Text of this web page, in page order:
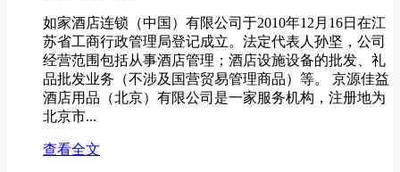
如家酒店连锁（中国）有限公司于2010年12月16日在江
苏省工商行政管理局登记成立。法定代表人孙坚，公司
经营范围包括从事酒店管理；酒店设施设备的批发、礼
品批发业务（不涉及国营贸易管理商品）等。 京源佳益
酒店用品（北京）有限公司是一家服务机构，注册地为
北京市...
查看全文